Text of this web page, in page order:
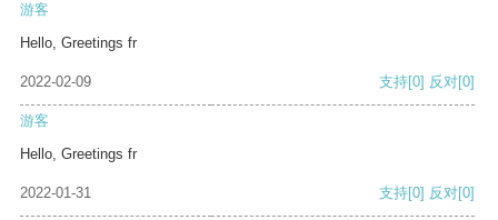
游客
Hello, Greetings fr
2022-02-09 支持[0] 反对[0]
游客
Hello, Greetings fr
2022-01-31 支持[0] 反对[0]